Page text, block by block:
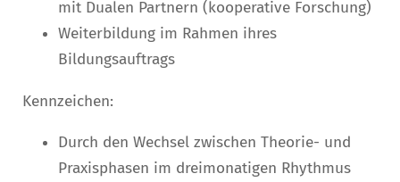
mit Dualen Partnern (kooperative Forschung)
Weiterbildung im Rahmen ihres
Bildungsauftrags
Kennzeichen:
Durch den Wechsel zwischen Theorie- und
Praxisphasen im dreimonatigen Rhythmus